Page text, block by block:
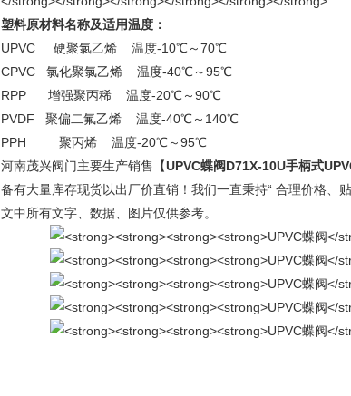
塑料原材料名称及适用温度：
UPVC 硬聚氯乙烯 温度-10℃～70℃
CPVC 氯化聚氯乙烯 温度-40℃～95℃
RPP 增强聚丙稀 温度-20℃～90℃
PVDF 聚偏二氟乙烯 温度-40℃～140℃
PPH 聚丙烯 温度-20℃～95℃
河南茂兴阀门主要生产销售【UPVC蝶阀D71X-10U手柄式
备有大量库存现货以出厂价直销！我们一直秉持“ 合理价格、
文中所有文字、数据、图片仅供参考。